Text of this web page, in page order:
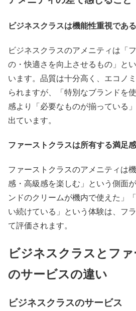
ビジネスクラスは機能性重視である
ビジネスクラスのアメニティは「
の・快適さを向上させるもの」と
います。品質は十分高く、エコノ
られますが、「特別なブランドを
感より「必要なものが揃っている
出ています。
ファーストクラスは所有する満足
ファーストクラスのアメニティは
感・高級感を楽しむ」という側面
ンドのクリームが機内で使えた」
い続けている」という体験は、フ
て評価されます。
ビジネスクラスとフ
のサービスの違い
ビジネスクラスのサービス